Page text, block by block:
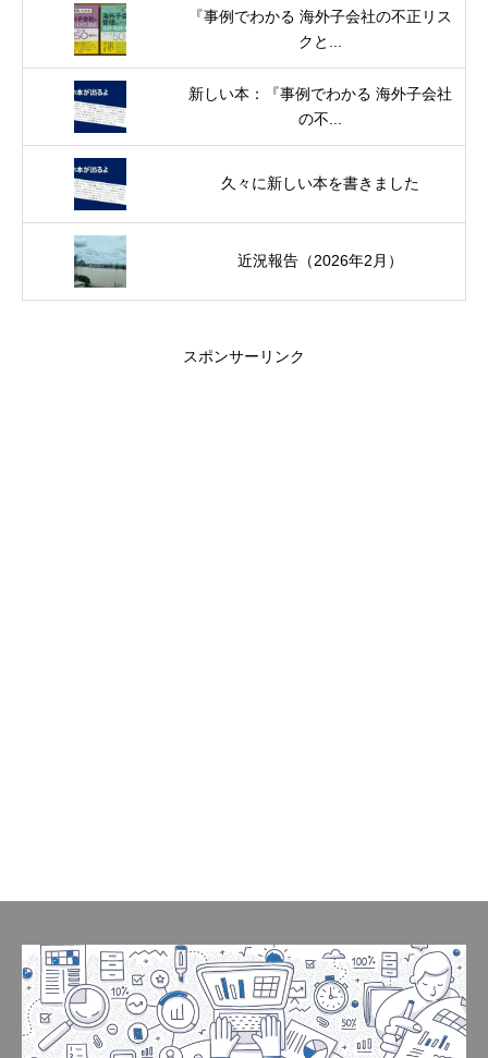
『事例でわかる 海外子会社の不正リス
クと...
新しい本：『事例でわかる 海外子会社
の不...
久々に新しい本を書きました
近況報告（2026年2月）
スポンサーリンク